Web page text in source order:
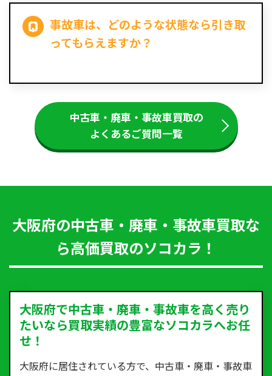
事故車は、どのような状態なら引き取
ってもらえますか？
中古車・廃車・事故車買取の
よくあるご質問一覧
大阪府の中古車・廃車・事故車買取な
ら高価買取のソコカラ！
大阪府で中古車・廃車・事故車を高く売り
たいなら買取実績の豊富なソコカラへお任
せ！
大阪府に居住されている方で、中古車・廃車・事故車